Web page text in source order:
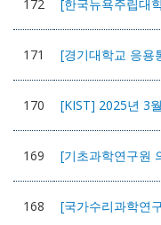
172
171
170
169
168